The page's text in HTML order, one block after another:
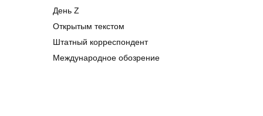
День Z
Открытым текстом
Штатный корреспондент
Международное обозрение